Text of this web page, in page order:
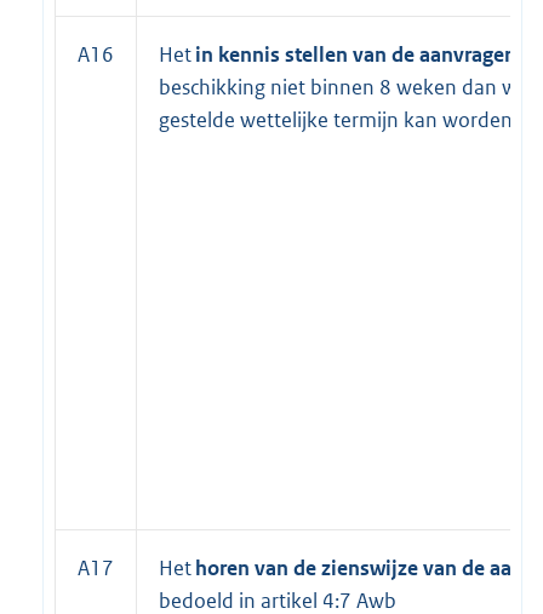
A16 Hetin kennis stellen van de aanvrager
beschikking niet binnen 8 weken dan wel
gestelde wettelijke termijn kan worden
A17 Hethoren van de zienswijze van de
bedoeld in artikel 4:7 Awb